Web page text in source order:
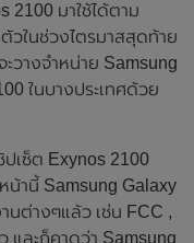
2100 มาใช้ได้ตาม
วในช่วงไตรมาสสุดท้าย
วางจำหน่าย Samsung
ในบางประเทศด้วย
เซ็ต Exynos 2100
านี้ Samsung Galaxy
นต่างๆแล้ว เช่น FCC ,
และก็คาดว่า Samsung